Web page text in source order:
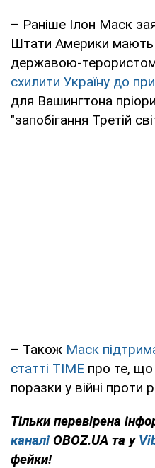
– Раніше Ілон Маск
Штати Америки мають
державою-
схилити Україну до
для Вашингтона
"запобігання Третій
– Також Маск
статті TIME про те, що
поразки у війні проти
Тільки перевірена
каналі OBOZ.UA та у
фейки!